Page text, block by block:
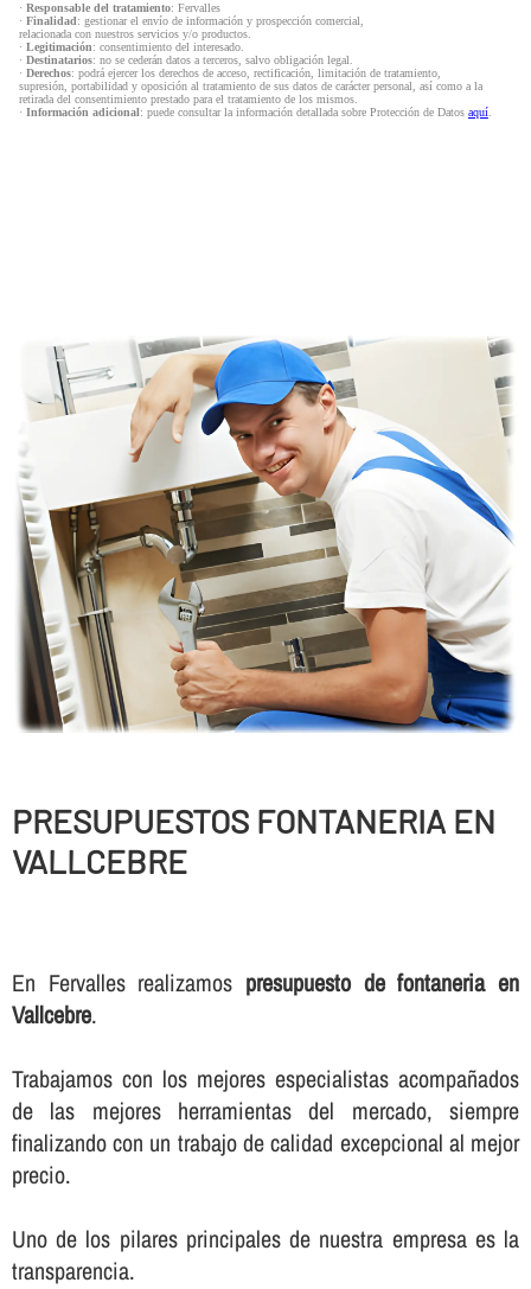
· Responsable del tratamiento: Fervalles
· Finalidad: gestionar el envío de información y prospección comercial,
relacionada con nuestros servicios y/o productos.
· Legitimación: consentimiento del interesado.
· Destinatarios: no se cederán datos a terceros, salvo obligación legal.
· Derechos: podrá ejercer los derechos de acceso, rectificación, limitación de tratamiento,
supresión, portabilidad y oposición al tratamiento de sus datos de carácter personal, así como a la
retirada del consentimiento prestado para el tratamiento de los mismos.
· Información adicional: puede consultar la información detallada sobre Protección de Datos aquí.
PRESUPUESTOS FONTANERIA EN
VALLCEBRE
En Fervalles realizamos presupuesto de fontaneria en
Vallcebre.
Trabajamos con los mejores especialistas acompañados
de las mejores herramientas del mercado, siempre
finalizando con un trabajo de calidad excepcional al mejor
precio.
Uno de los pilares principales de nuestra empresa es la
transparencia.